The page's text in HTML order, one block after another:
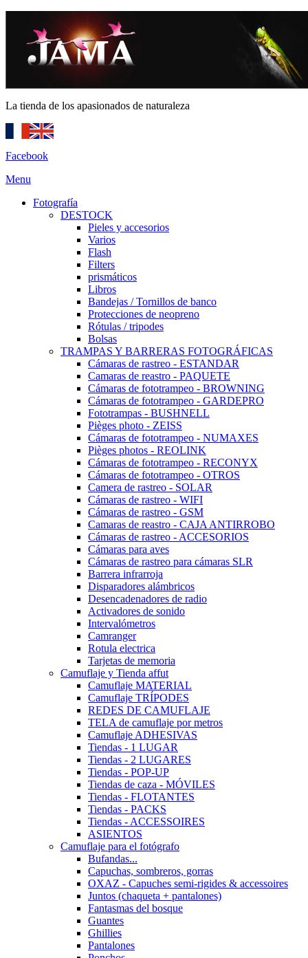
La tienda de los apasionados de naturaleza
Facebook
Menu
Fotografía
DESTOCK
Pieles y accesorios
Varios
Flash
Filters
prismáticos
Libros
Bandejas / Tornillos de banco
Protecciones de neopreno
Rótulas / tripodes
Bolsas
TRAMPAS Y BARRERAS FOTOGRÁFICAS
Cámaras de rastreo - ESTANDAR
Camaras de reastro - PAQUETE
Cámaras de fototrampeo - BROWNING
Cámaras de fototrampeo - GARDEPRO
Fototrampas - BUSHNELL
Pièges photo - ZEISS
Cámaras de fototrampeo - NUMAXES
Pièges photos - REOLINK
Cámaras de fototrampeo - RECONYX
Cámaras de fototrampeo - OTROS
Camera de rastreo - SOLAR
Cámaras de rastreo - WIFI
Cámaras de rastreo - GSM
Camaras de reastro - CAJA ANTIRROBO
Cámaras de rastreo - ACCESORIOS
Cámaras para aves
Cámaras de rastreo para cámaras SLR
Barrera infrarroja
Disparadores alámbricos
Desencadenadores de radio
Activadores de sonido
Intervalómetros
Camranger
Rotula electrica
Tarjetas de memoria
Camuflaje y Tienda affut
Camuflaje MATERIAL
Camuflaje TRÍPODES
REDES DE CAMUFLAJE
TELA de camuflaje por metros
Camuflaje ADHESIVAS
Tiendas - 1 LUGAR
Tiendas - 2 LUGARES
Tiendas - POP-UP
Tiendas de caza - MÓVILES
Tiendas - FLOTANTES
Tiendas - PACKS
Tiendas - ACCESSOIRES
ASIENTOS
Camuflaje para el fotógrafo
Bufandas...
Capuchas, sombreros, gorras
OXAZ - Capuches semi-rigides & accessoires
Juntos (chaqueta + pantalones)
Fantasmas del bosque
Guantes
Ghillies
Pantalones